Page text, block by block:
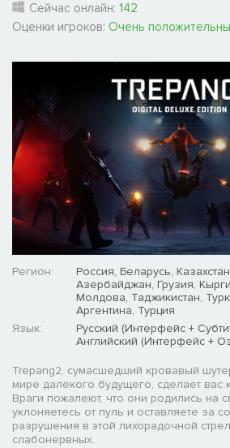
Сейчас онлайн: 142
Оценки игроков: Очень
Регион:
Россия, Беларусь,
Азербайджан, Грузия,
Молдова, Таджикистан,
Аргентина, Турция
Язык:
Русский (Интерфейс +
Английский (Интерфейс +
Trepang2, сумасшедший кровавый
мире далекого будущего, сделает вас
Враги пожалеют, что они родились на
уклоняетесь от пуль и оставляете за
разрушения в этой лихорадочной
слабонервных.